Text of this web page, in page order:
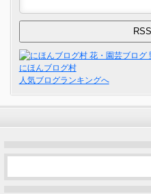
にほんブログ村
人気ブログランキングへ